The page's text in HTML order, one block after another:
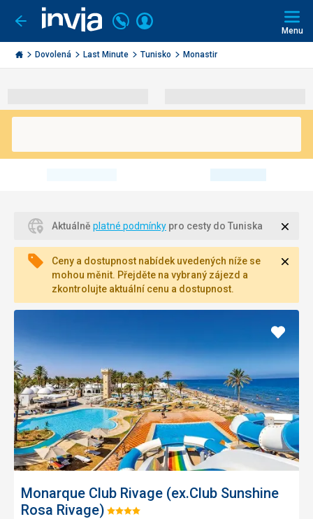
Jít
zpět
Invia.cz
Volejte
226
000
290
Přihlásit
Menu
Dovolená Last Minute Tunisko Monastir
Aktuálně platné podmínky pro cesty do Tuniska
Ceny a dostupnost nabídek uvedených níže se
mohou měnit. Přejděte na vybraný zájezd a
zkontrolujte aktuální cenu a dostupnost.
Monarque Club Rivage (ex.Club Sunshine
Rosa Rivage) Hodnocení:
Přidat